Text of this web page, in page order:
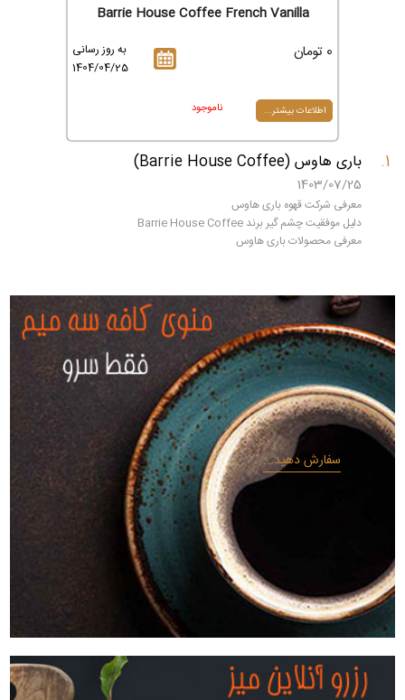
Barrie House Coffee French Vanilla
به روز رسانی
1404/04/25
0 تومان
اطلاعات بیشتر... ناموجود
باری هاوس (Barrie House Coffee)
1403/07/25
معرفی شرکت قهوه باری هاوس
دلیل موفقیت چشم گیر برند Barrie House Coffee
معرفی محصولات باری هاوس
سفارش دهید...